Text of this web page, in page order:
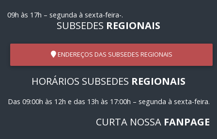
09h às 17h – segunda à sexta-feira-.
SUBSEDES REGIONAIS
ENDEREÇOS DAS SUBSEDES REGIONAIS
HORÁRIOS SUBSEDES REGIONAIS
Das 09:00h às 12h e das 13h às 17:00h – segunda à sexta-feira.
CURTA NOSSA FANPAGE